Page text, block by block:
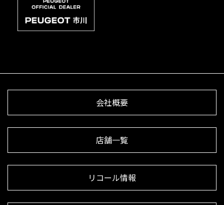
会社概要
店舗一覧
リコール情報